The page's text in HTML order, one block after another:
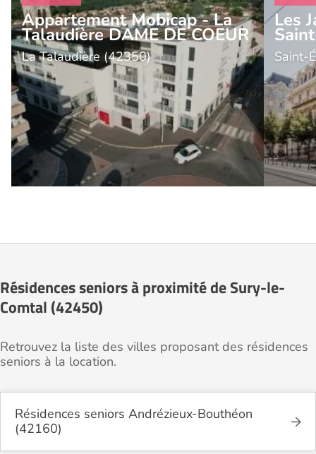
Appartement Mobicap - La
Talaudière DAME DE COEUR
La Talaudière (42350)
Les
Saint-
Résidences seniors à proximité de Sury-le-
Comtal (42450)
Retrouvez la liste des villes proposant des résidences
seniors à la location.
Résidences seniors Andrézieux-Bouthéon
(42160)